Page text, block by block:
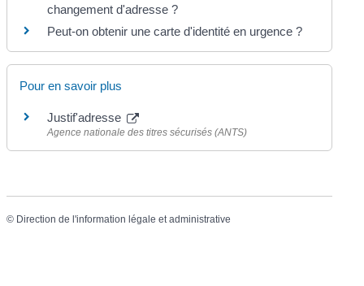
changement d'adresse ?
Peut-on obtenir une carte d'identité en urgence ?
Pour en savoir plus
Justif'adresse
Agence nationale des titres sécurisés (ANTS)
© Direction de l'information légale et administrative